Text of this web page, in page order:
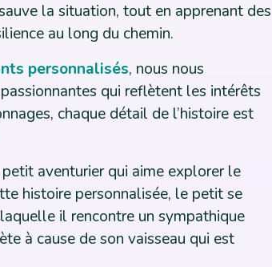
la situation, tout en apprenant des
au long du chemin.
personnalisés, nous nous
qui reflètent les intérêts
chaque détail de l’histoire est
aventurier qui aime explorer le
histoire personnalisée, le petit se
il rencontre un sympathique
à cause de son vaisseau qui est